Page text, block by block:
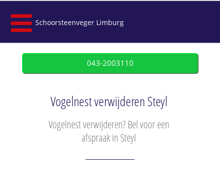
Schoorsteenveger Limburg
043-2003110
Vogelnest verwijderen Steyl
Vogelnest verwijderen? Bel voor een
afspraak in Steyl